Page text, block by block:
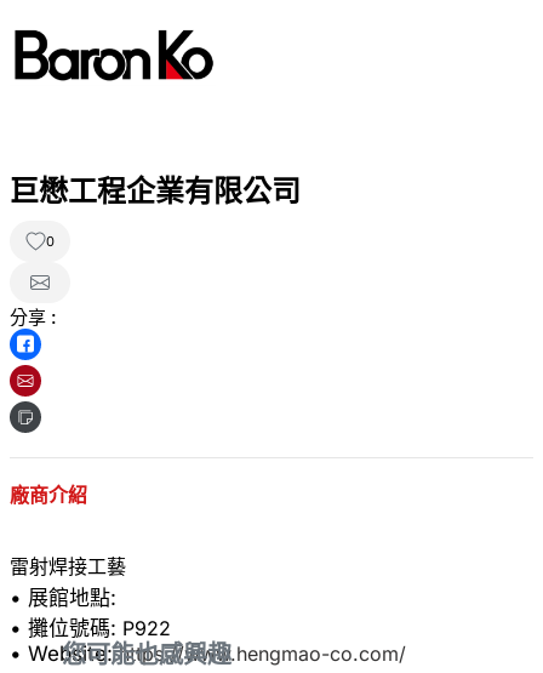
巨懋工程企業有限公司
0
分享 :
廠商介紹
• 展館地點:
• 攤位號碼: P922
• Website:https://www.hengmao-co.com/
您可能也感興趣